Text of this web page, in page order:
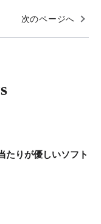
次のページへ
たりが優しいソフト